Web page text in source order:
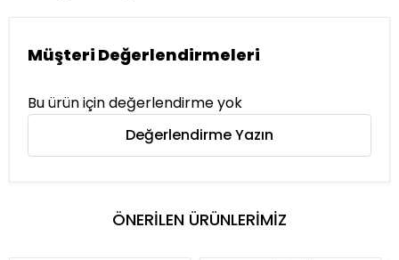
Müşteri Değerlendirmeleri
Bu ürün için değerlendirme yok
Değerlendirme Yazın
ÖNERİLEN ÜRÜNLERİMİZ